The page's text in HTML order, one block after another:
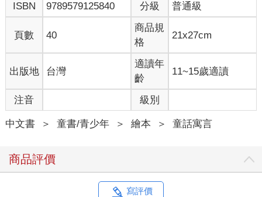
ISBN
9789579125840 分級 普通級
頁數 40
商品規
格
21x27cm
出版地 台灣
適讀年
齡
11~15歲適讀
注音 級別
中文書 ＞ 童書/青少年 ＞ 繪本 ＞ 童話寓言
商品評價
寫評價